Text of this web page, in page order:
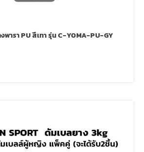
เสื่อโยคะลายเส้น ยางพารา PU สีเทา รุ่น C-YOMA-PU-GY